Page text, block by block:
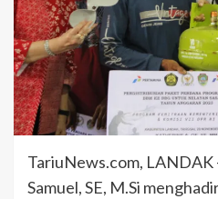
TariuNews.com, LANDAK
Samuel, SE, M.Si